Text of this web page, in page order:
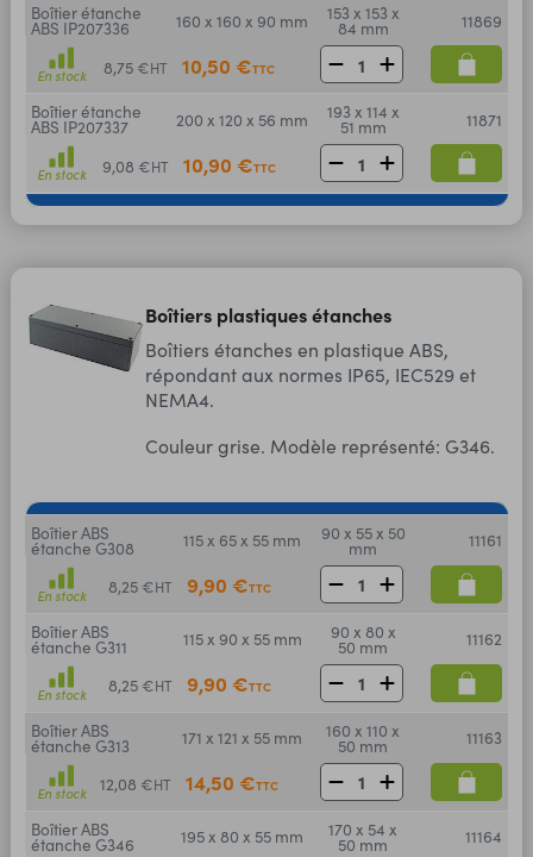
Boîtier étanche
ABS IP207336 160 x 160 x 90 mm 153 x 153 x
84 mm 11869
En stock 8,75 €HT 10,50 €TTC
Boîtier étanche
ABS IP207337 200 x 120 x 56 mm 193 x 114 x
51 mm 11871
En stock 9,08 €HT 10,90 €TTC
Boîtiers plastiques étanches
Boîtiers étanches en plastique ABS,
répondant aux normes IP65, IEC529 et
NEMA4.
Couleur grise. Modèle représenté: G346.
Boîtier ABS
étanche G308 115 x 65 x 55 mm 90 x 55 x 50
mm 11161
En stock 8,25 €HT 9,90 €TTC
Boîtier ABS
étanche G311 115 x 90 x 55 mm 90 x 80 x
50 mm 11162
En stock 8,25 €HT 9,90 €TTC
Boîtier ABS
étanche G313 171 x 121 x 55 mm 160 x 110 x
50 mm 11163
En stock 12,08 €HT 14,50 €TTC
Boîtier ABS
étanche G346 195 x 80 x 55 mm 170 x 54 x
50 mm 11164